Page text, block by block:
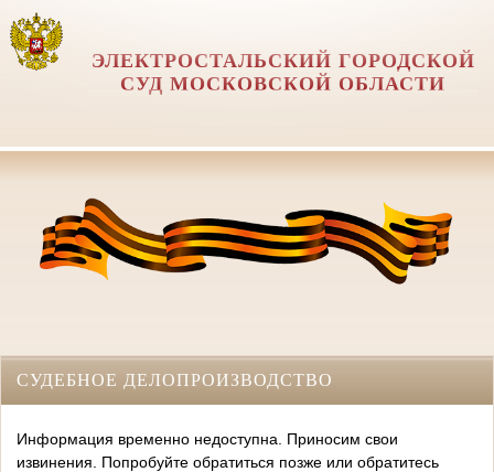
ЭЛЕКТРОСТАЛЬСКИЙ ГОРОДСКОЙ
СУД МОСКОВСКОЙ ОБЛАСТИ
СУДЕБНОЕ ДЕЛОПРОИЗВОДСТВО
Информация временно недоступна. Приносим свои
извинения. Попробуйте обратиться позже или обратитесь